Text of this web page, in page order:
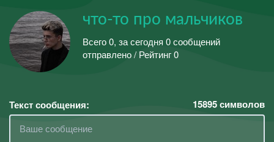
что-то про мальчиков
Всего 0, за сегодня 0 сообщений
отправлено / Рейтинг 0
Текст сообщения: 15895символов